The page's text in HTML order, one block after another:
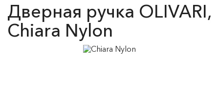
Дверная ручка OLIVARI,
Chiara Nylon